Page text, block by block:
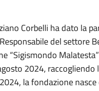
Corbelli ha dato la
del settore
“Sigismondo
2024, raccogliendo
la fondazione